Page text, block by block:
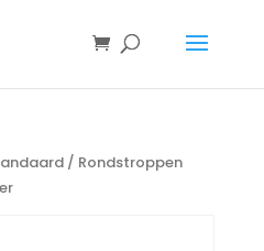
/ Rondstroppen